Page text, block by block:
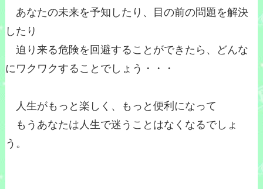
あなたの未来を予知したり、目の前の問題を解決
したり
迫り来る危険を回避することができたら、どんな
にワクワクすることでしょう・・・
人生がもっと楽しく、もっと便利になって
もうあなたは人生で迷うことはなくなるでしょ
う。